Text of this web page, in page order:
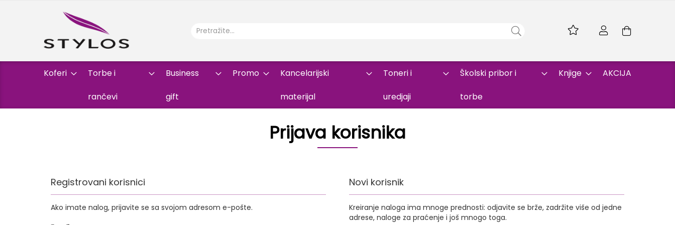
Skip
Koferi Torbe i
rančevi
Business
gift
Promo Kancelarijski
materijal
Toneri i
uredjaji
Školski pribor i
torbe
Knjige AKCIJA
Prijava korisnika
Registrovani korisnici
Ako imate nalog, prijavite se sa svojom adresom e-pošte.
Novi korisnik
Kreiranje naloga ima mnoge prednosti: odjavite se brže, zadržite više od jedne
adrese, naloge za praćenje i još mnogo toga.